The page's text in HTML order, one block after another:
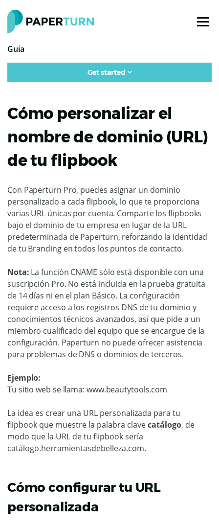
Guia
Get started
Cómo personalizar el
nombre de dominio (URL)
de tu flipbook
Con Paperturn Pro, puedes asignar un dominio
personalizado a cada flipbook, lo que te proporciona
varias URL únicas por cuenta. Comparte los flipbooks
bajo el dominio de tu empresa en lugar de la URL
predeterminada de Paperturn, reforzando la identidad
de tu Branding en todos los puntos de contacto.
Nota: La función CNAME sólo está disponible con una
suscripción Pro. No está incluida en la prueba gratuita
de 14 días ni en el plan Básico. La configuración
requiere acceso a los registros DNS de tu dominio y
conocimientos técnicos avanzados, así que pide a un
miembro cualificado del equipo que se encargue de la
configuración. Paperturn no puede ofrecer asistencia
para problemas de DNS o dominios de terceros.
Ejemplo:
Tu sitio web se llama: www.beautytools.com
La idea es crear una URL personalizada para tu
flipbook que muestre la palabra clavecatálogo, de
modo que la URL de tu flipbook sería
catálogo.herramientasdebelleza.com.
Cómo configurar tu URL
personalizada